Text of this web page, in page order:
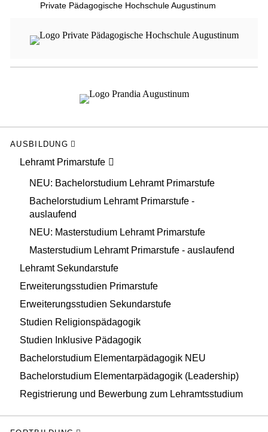
Private Pädagogische Hochschule Augustinum
AUSBILDUNG
Lehramt Primarstufe
NEU: Bachelorstudium Lehramt Primarstufe
Bachelorstudium Lehramt Primarstufe -
auslaufend
NEU: Masterstudium Lehramt Primarstufe
Masterstudium Lehramt Primarstufe - auslaufend
Lehramt Sekundarstufe
Erweiterungsstudien Primarstufe
Erweiterungsstudien Sekundarstufe
Studien Religionspädagogik
Studien Inklusive Pädagogik
Bachelorstudium Elementarpädagogik NEU
Bachelorstudium Elementarpädagogik (Leadership)
Registrierung und Bewerbung zum Lehramtsstudium